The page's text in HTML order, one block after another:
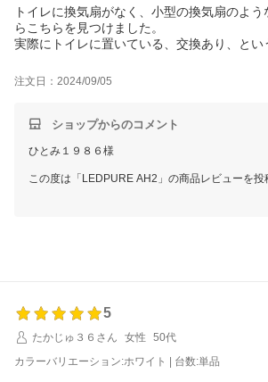
トイレに換気扇がなく、小型の換気扇のよ
らこちらを見つけました。
実際にトイレに置いている、交換あり、とい
即効性まではないものの、確実にトイレのモ
注文日：2024/09/05
ショップからのコメント
ひとみ１９８６様
この度は「LEDPURE AH2」の商品レビューを投
ぜひ末永くご愛用いただき、もう一台もご検討
ありがとうございました。
5
たかじゅ３６さん
女性
50代
カラーバリエーション:ホワイト | 台数:単品